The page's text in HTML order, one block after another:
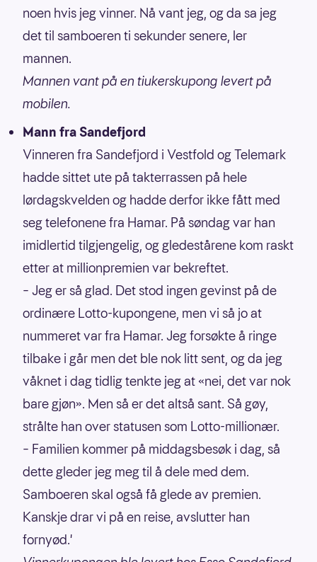
noen hvis jeg vinner. Nå vant jeg, og da sa jeg
det til samboeren ti sekunder senere, ler
mannen.
Mannen vant på en tiukerskupong levert på
mobilen.
Mann fra Sandefjord
Vinneren fra Sandefjord i Vestfold og Telemark
hadde sittet ute på takterrassen på hele
lørdagskvelden og hadde derfor ikke fått med
seg telefonene fra Hamar. På søndag var han
imidlertid tilgjengelig, og gledestårene kom raskt
etter at millionpremien var bekreftet.
– Jeg er så glad. Det stod ingen gevinst på de
ordinære Lotto-kupongene, men vi så jo at
nummeret var fra Hamar. Jeg forsøkte å ringe
tilbake i går men det ble nok litt sent, og da jeg
våknet i dag tidlig tenkte jeg at «nei, det var nok
bare gjøn». Men så er det altså sant. Så gøy,
strålte han over statusen som Lotto-millionær.
– Familien kommer på middagsbesøk i dag, så
dette gleder jeg meg til å dele med dem.
Samboeren skal også få glede av premien.
Kanskje drar vi på en reise, avslutter han
fornyød.'